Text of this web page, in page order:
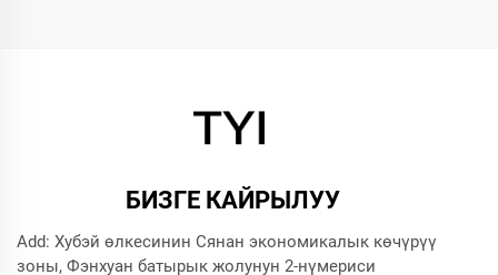
БИЗГЕ КАЙРЫЛУУ
Add: Хубэй өлкесинин Сянан экономикалык көчүрүү
зоны, Фэнхуан батырык жолунун 2-нүмериси